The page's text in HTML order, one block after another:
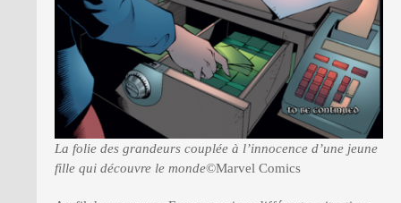
La folie des grandeurs couplée à l’innocence d’une jeune
fille qui découvre le monde©Marvel Comics